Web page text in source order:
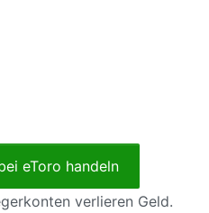
eToro handeln
verlieren Geld.